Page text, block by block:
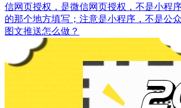
信网页授权，是微信网页授权，不是小程
的那个地方填写；注意是小程序，不是公
图文推送怎么做？